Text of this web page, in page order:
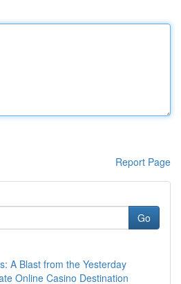
Report Page
Go
A Blast from the Yesterday
Online Casino Destination